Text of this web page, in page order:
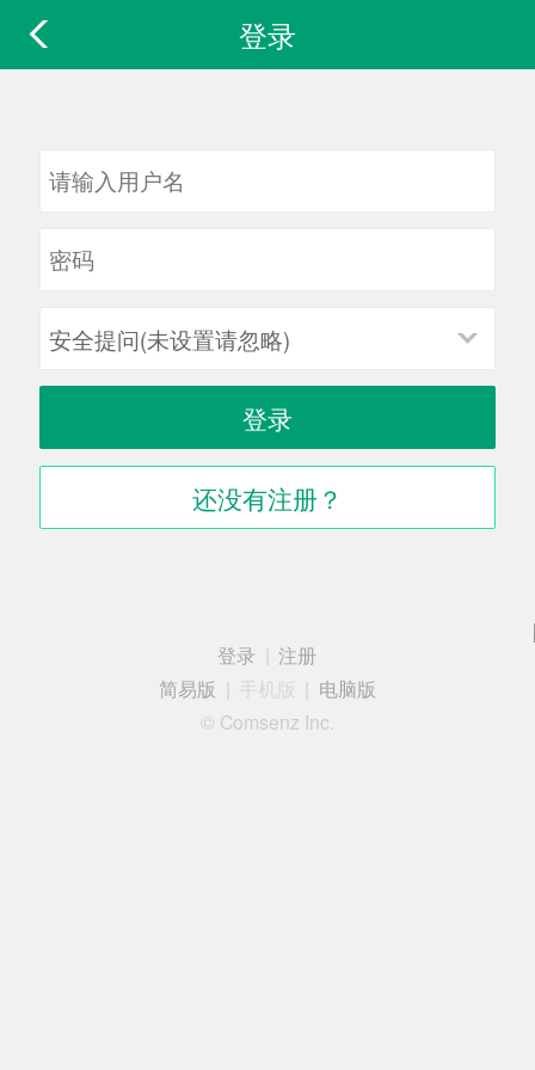
登录
安全提问(未设置请忽略)
登录
还没有注册？
登录
注册
简易版
手机版
电脑版
© Comsenz Inc.